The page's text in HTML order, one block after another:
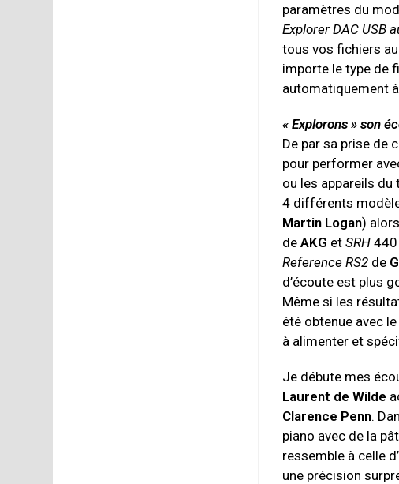
paramètres du
Explorer DAC USB
tous vos fichiers
importe le type de
automatiquement
« Explorons » son
De par sa prise de
pour performer
ou les appareils du
4 différents
Martin Logan)
deAKG etSRH
Reference RS2 de
d’écoute est plus
Même si les
été obtenue avec le
à alimenter et
Je débute mes
Laurent de Wilde
Clarence Penn.
piano avec de la
ressemble à celle
une précision